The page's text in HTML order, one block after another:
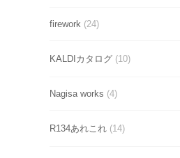
firework (24)
KALDIカタログ (10)
Nagisa works (4)
R134あれこれ (14)